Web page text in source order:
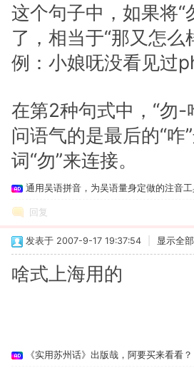
这个句子中，如果将
了，相当于“那又怎么
例：小娘呒没看见过
在第2种句式中，“勿-
问语气的是最后的“
词“勿”来连接。
通用吴语拼音，为吴语量身定做的注音
回复
发表于 2007-9-17 19:37:54 显示全
啥式上海用的
《实用苏州话》出版哉，阿要买来看看？